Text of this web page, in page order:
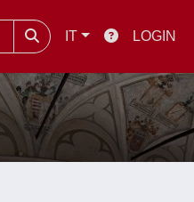
IT LOGIN